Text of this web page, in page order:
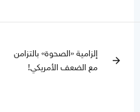
arrow_forward
إلزامية «الصحوة» بالتزامن
مع الضعف الأمريكي!